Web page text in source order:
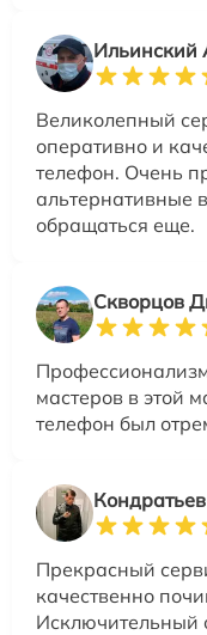
Ильинский
Великолепный
оперативно и
телефон. Очень
альтернативные
обращаться еще.
Скворцов
мастеров в этой
телефон был
Прекрасный
качественно
Исключительный